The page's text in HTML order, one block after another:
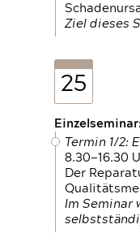
Ziel dieses
25
Termin 1/2:
8.30—16.30
Der
Im Seminar